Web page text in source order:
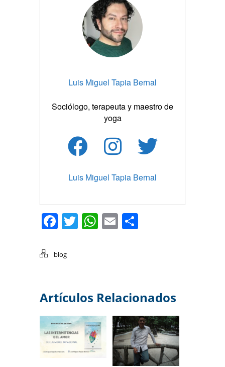
Luis Miguel Tapia Bernal
Sociólogo, terapeuta y maestro de
yoga
Luis Miguel Tapia Bernal
Facebook
Twitter
WhatsApp
Email
blog
Artículos Relacionados